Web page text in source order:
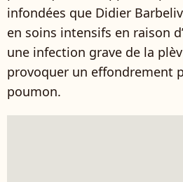
infondées que Didier
en soins intensifs en raison
une infection grave de la
provoquer un effondrement
poumon.